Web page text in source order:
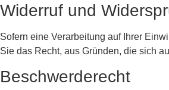
Widerruf und
Sofern eine Verarbeitung auf Ihrer
Sie das Recht, aus Gründen, die sich
Beschwerderecht